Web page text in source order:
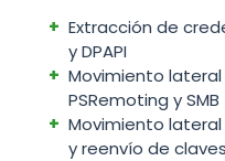
Extracción de
y DPAPI
Movimiento lateral
PSRemoting y SMB
Movimiento lateral
y reenvío de claves